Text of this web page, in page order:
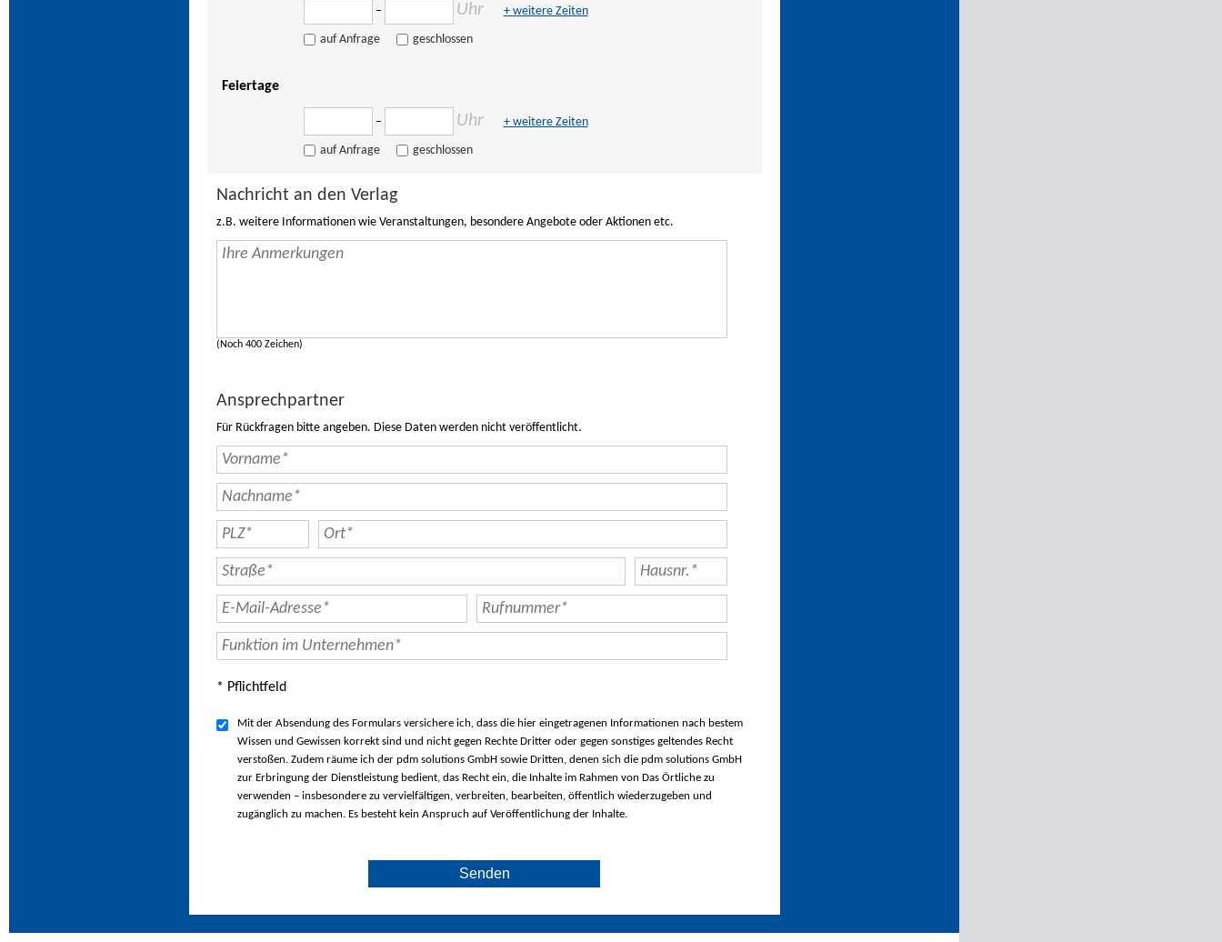
– Uhr + weitere Zeiten
auf Anfrage geschlossen
Feiertage
– Uhr + weitere Zeiten
auf Anfrage geschlossen
Nachricht an den Verlag
z.B. weitere Informationen wie Veranstaltungen, besondere Angebote oder Aktionen etc.
(Noch 400 Zeichen)
Ansprechpartner
Für Rückfragen bitte angeben. Diese Daten werden nicht veröffentlicht.
* Pflichtfeld
Mit der Absendung des Formulars versichere ich, dass die hier eingetragenen Informationen nach bestem
Wissen und Gewissen korrekt sind und nicht gegen Rechte Dritter oder gegen sonstiges geltendes Recht
verstoßen. Zudem räume ich der pdm solutions GmbH sowie Dritten, denen sich die pdm solutions GmbH
zur Erbringung der Dienstleistung bedient, das Recht ein, die Inhalte im Rahmen von Das Örtliche zu
verwenden – insbesondere zu vervielfältigen, verbreiten, bearbeiten, öffentlich wiederzugeben und
zugänglich zu machen. Es besteht kein Anspruch auf Veröffentlichung der Inhalte.
Senden